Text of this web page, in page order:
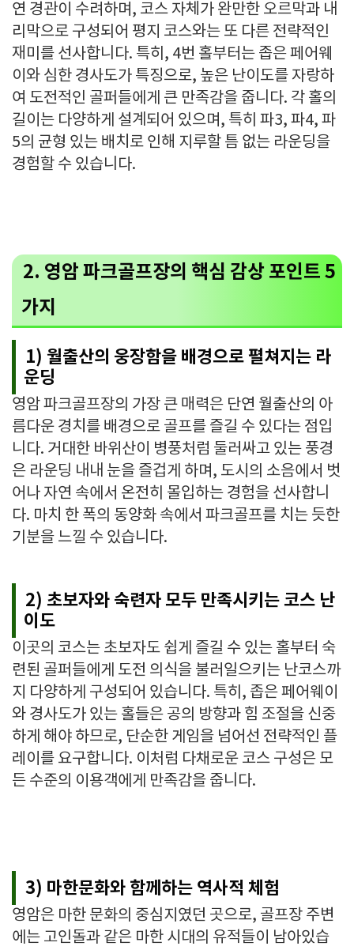
연 경관이 수려하며, 코스 자체가 완만한 오르막과 내
리막으로 구성되어 평지 코스와는 또 다른 전략적인
재미를 선사합니다. 특히, 4번 홀부터는 좁은 페어웨
이와 심한 경사도가 특징으로, 높은 난이도를 자랑하
여 도전적인 골퍼들에게 큰 만족감을 줍니다. 각 홀의
길이는 다양하게 설계되어 있으며, 특히 파3, 파4, 파
5의 균형 있는 배치로 인해 지루할 틈 없는 라운딩을
경험할 수 있습니다.
2. 영암 파크골프장의 핵심 감상 포인트 5
가지
1) 월출산의 웅장함을 배경으로 펼쳐지는 라
운딩
영암 파크골프장의 가장 큰 매력은 단연 월출산의 아
름다운 경치를 배경으로 골프를 즐길 수 있다는 점입
니다. 거대한 바위산이 병풍처럼 둘러싸고 있는 풍경
은 라운딩 내내 눈을 즐겁게 하며, 도시의 소음에서 벗
어나 자연 속에서 온전히 몰입하는 경험을 선사합니
다. 마치 한 폭의 동양화 속에서 파크골프를 치는 듯한
기분을 느낄 수 있습니다.
2) 초보자와 숙련자 모두 만족시키는 코스 난
이도
이곳의 코스는 초보자도 쉽게 즐길 수 있는 홀부터 숙
련된 골퍼들에게 도전 의식을 불러일으키는 난코스까
지 다양하게 구성되어 있습니다. 특히, 좁은 페어웨이
와 경사도가 있는 홀들은 공의 방향과 힘 조절을 신중
하게 해야 하므로, 단순한 게임을 넘어선 전략적인 플
레이를 요구합니다. 이처럼 다채로운 코스 구성은 모
든 수준의 이용객에게 만족감을 줍니다.
3) 마한문화와 함께하는 역사적 체험
영암은 마한 문화의 중심지였던 곳으로, 골프장 주변
에는 고인돌과 같은 마한 시대의 유적들이 남아있습